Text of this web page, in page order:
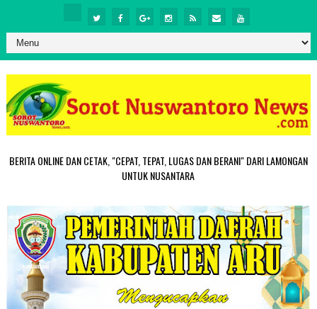
BERITA ONLINE DAN CETAK, "CEPAT, TEPAT, LUGAS DAN BERANI" DARI LAMONGAN
UNTUK NUSANTARA